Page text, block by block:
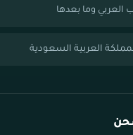
العربي وما بعدها
العربية السعودية